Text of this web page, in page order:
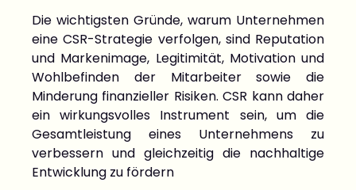
Die wichtigsten Gründe, warum Unternehmen
eine CSR-Strategie verfolgen, sind Reputation
und Markenimage, Legitimität, Motivation und
Wohlbefinden der Mitarbeiter sowie die
Minderung finanzieller Risiken. CSR kann daher
ein wirkungsvolles Instrument sein, um die
Gesamtleistung eines Unternehmens zu
verbessern und gleichzeitig die nachhaltige
Entwicklung zu fördern